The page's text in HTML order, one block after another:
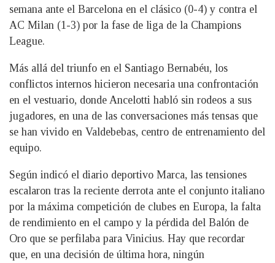
semana ante el Barcelona en el clásico (0-4) y contra el
AC Milan (1-3) por la fase de liga de la Champions
League.
Más allá del triunfo en el Santiago Bernabéu, los
conflictos internos hicieron necesaria una confrontación
en el vestuario, donde Ancelotti habló sin rodeos a sus
jugadores, en una de las conversaciones más tensas que
se han vivido en Valdebebas, centro de entrenamiento del
equipo.
Según indicó el diario deportivo Marca, las tensiones
escalaron tras la reciente derrota ante el conjunto italiano
por la máxima competición de clubes en Europa, la falta
de rendimiento en el campo y la pérdida del Balón de
Oro que se perfilaba para Vinicius. Hay que recordar
que, en una decisión de última hora, ningún